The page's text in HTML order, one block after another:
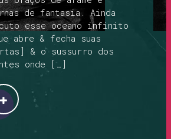
de fantasia. Ainda
esse oceano infinito
abre & fecha suas
& o sussurro dos
onde […]